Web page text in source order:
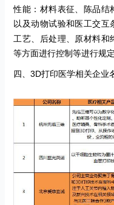
性能：材料表征、陈品结
以及动物试验和医工交互
工艺、后处理、原材料和
等方面进行控制等进行规定
四、3D打印医学相关企业